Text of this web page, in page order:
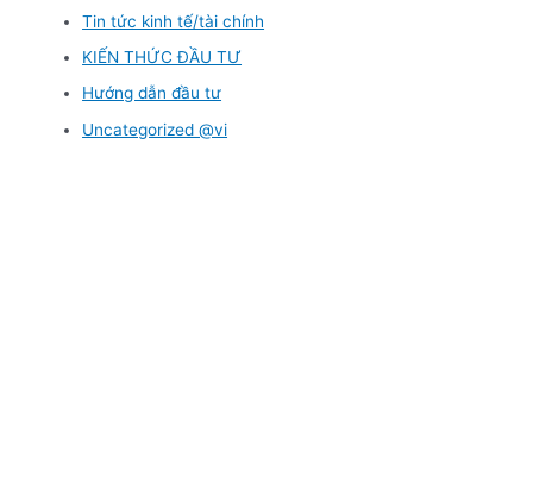
Tin tức kinh tế/tài chính
KIẾN THỨC ĐẦU TƯ
Hướng dẫn đầu tư
Uncategorized @vi